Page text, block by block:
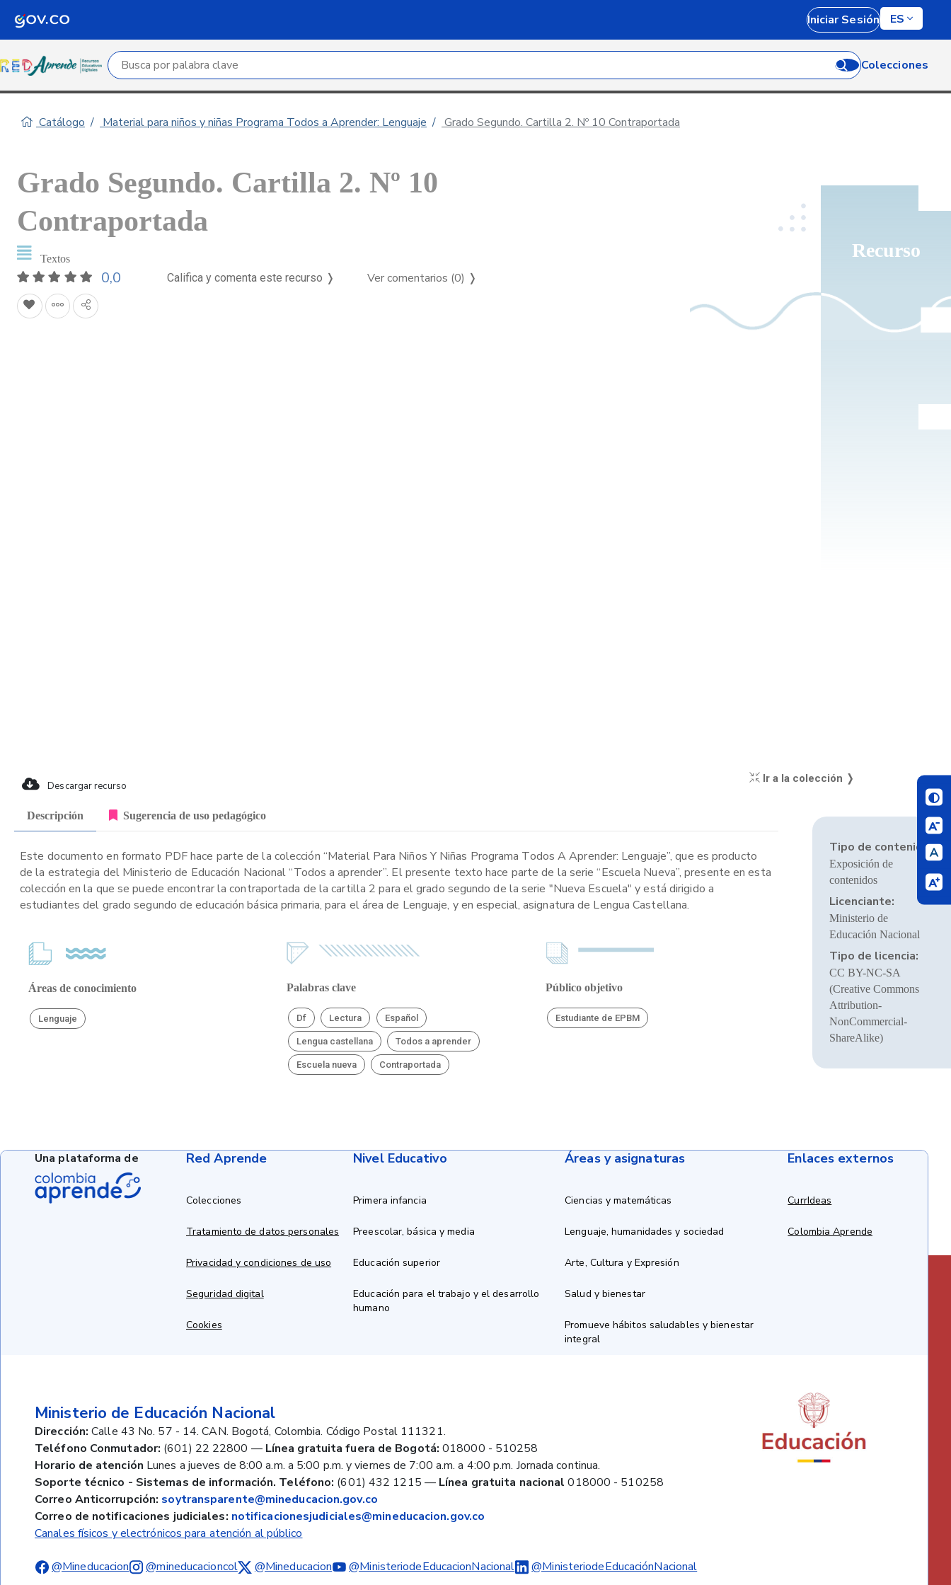
Iniciar Sesión ES
Campo de búsqueda por palabra clave Colecciones
Catálogo Material para niños y niñas Programa Todos a Aprender: Lenguaje Grado Segundo. Cartilla 2. Nº 10 Contraportada
Recurso
Grado Segundo. Cartilla 2. Nº 10
Contraportada
Textos
0,0 Califica y comenta este recurso ❭ Ver comentarios (0) ❭
Descargar recurso
Ir a la colección ❭
Descripción Sugerencia de uso pedagógico
Este documento en formato PDF hace parte de la colección “Material Para Niños Y Niñas Programa Todos A Aprender: Lenguaje”, que es producto
de la estrategia del Ministerio de Educación Nacional “Todos a aprender”. El presente texto hace parte de la serie “Escuela Nueva”, presente en esta
colección en la que se puede encontrar la contraportada de la cartilla 2 para el grado segundo de la serie "Nueva Escuela" y está dirigido a
estudiantes del grado segundo de educación básica primaria, para el área de Lenguaje, y en especial, asignatura de Lengua Castellana.
Áreas de conocimiento
Lenguaje
Palabras clave
Df Lectura Español
Lengua castellana Todos a aprender
Escuela nueva Contraportada
Público objetivo
Estudiante de EPBM
Tipo de contenido:
Exposición de
contenidos
Licenciante:
Ministerio de
Educación Nacional
Tipo de licencia:
CC BY-NC-SA
(Creative Commons
Attribution-
NonCommercial-
ShareAlike)
Red Aprende
Colecciones
Tratamiento de datos personales
Privacidad y condiciones de uso
Seguridad digital
Cookies
Nivel Educativo
Primera infancia
Preescolar, básica y media
Educación superior
Educación para el trabajo y el desarrollo
humano
Áreas y asignaturas
Ciencias y matemáticas
Lenguaje, humanidades y sociedad
Arte, Cultura y Expresión
Salud y bienestar
Promueve hábitos saludables y bienestar
integral
Enlaces externos
CurrIdeas
Colombia Aprende
Ministerio de Educación Nacional
Dirección: Calle 43 No. 57 - 14. CAN. Bogotá, Colombia. Código Postal 111321.
Teléfono Conmutador: (601) 22 22800 — Línea gratuita fuera de Bogotá: 018000 - 510258
Horario de atención Lunes a jueves de 8:00 a.m. a 5:00 p.m. y viernes de 7:00 a.m. a 4:00 p.m. Jornada continua.
Soporte técnico - Sistemas de información. Teléfono: (601) 432 1215 — Línea gratuita nacional 018000 - 510258
Correo Anticorrupción: soytransparente@mineducacion.gov.co
Correo de notificaciones judiciales: notificacionesjudiciales@mineducacion.gov.co
Canales físicos y electrónicos para atención al público
@Mineducacion @mineducacioncol @Mineducacion @MinisteriodeEducacionNacional @MinisteriodeEducaciónNacional
Una plataforma de